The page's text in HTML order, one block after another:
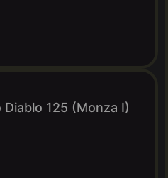
125 (Monza I)